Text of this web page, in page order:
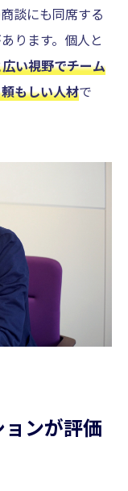
談にも同席する
ります。個人と
い視野でチーム
もしい人材で
ンが評価